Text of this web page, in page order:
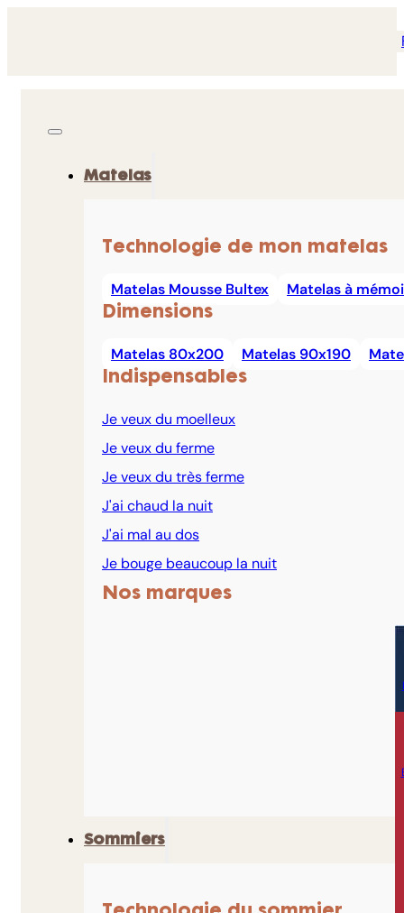
Matelas
Technologie de mon matelas
Matelas Mousse Bultex Matelas à
Dimensions
Matelas 80x200 Matelas 90x190
Indispensables
Je veux du moelleux
Je veux du ferme
Je veux du très ferme
J'ai chaud la nuit
J'ai mal au dos
Je bouge beaucoup la nuit
Nos marques
Sommiers